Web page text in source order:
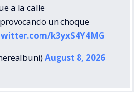
a la calle
un choque
k3yxS4Y4MG
August 8, 2026